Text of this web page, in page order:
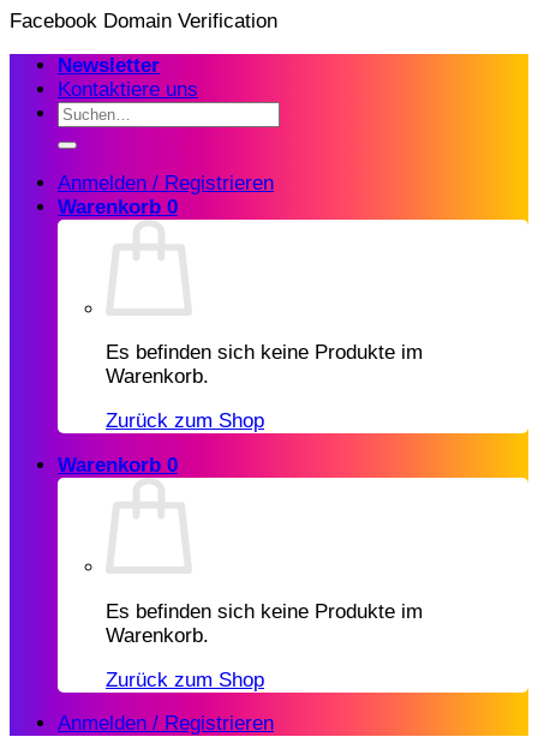
Facebook Domain VerificationZum
Newsletter
Kontaktiere uns
Suchen
Anmelden / Registrieren
Warenkorb 0
Es befinden sich keine Produkte im
Warenkorb.
Zurück zum Shop
Warenkorb 0
Es befinden sich keine Produkte im
Warenkorb.
Zurück zum Shop
Anmelden / Registrieren